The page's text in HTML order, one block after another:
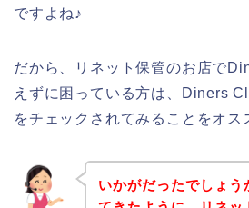
ですよね♪
だから、リネット保管のお店で
えずに困っている方は、Diners
をチェックされてみることをオス
いかがだったでしょう